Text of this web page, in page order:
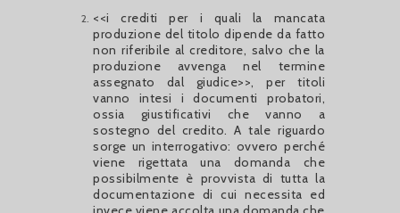
<<i crediti per i quali la mancata
produzione del titolo dipende da fatto
non riferibile al creditore, salvo che la
produzione avvenga nel termine
assegnato dal giudice>>, per titoli
vanno intesi i documenti probatori,
ossia giustificativi che vanno a
sostegno del credito. A tale riguardo
sorge un interrogativo: ovvero perché
viene rigettata una domanda che
possibilmente è provvista di tutta la
documentazione di cui necessita ed